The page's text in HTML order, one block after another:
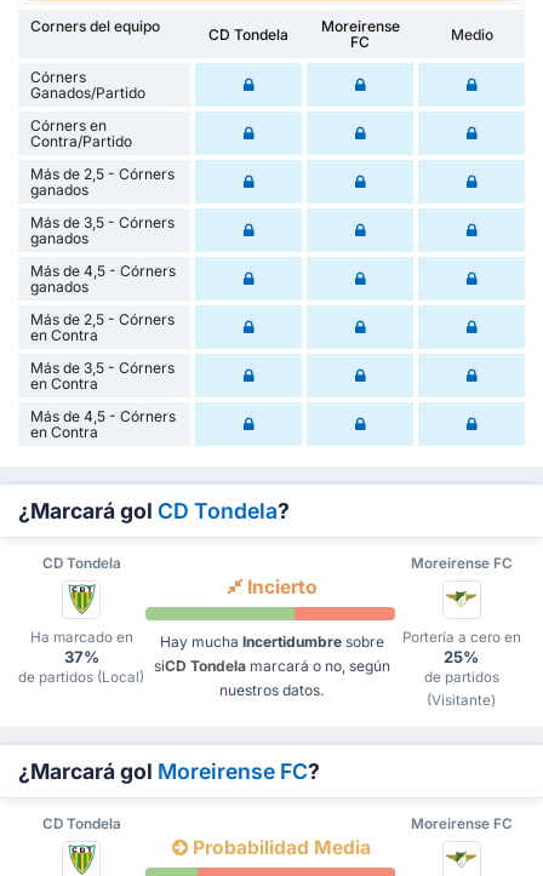
Corners del equipo CD Tondela
Moreirense
FC
Medio
Córners
Ganados/Partido
Córners en
Contra/Partido
Más de 2,5 - Córners
ganados
Más de 3,5 - Córners
ganados
Más de 4,5 - Córners
ganados
Más de 2,5 - Córners
en Contra
Más de 3,5 - Córners
en Contra
Más de 4,5 - Córners
en Contra
¿Marcará gol CD Tondela?
CD Tondela Moreirense FC
Ha marcado en
37%
de partidos (Local)
Incierto
Hay mucha Incertidumbresobre
siCD Tondelamarcará o no, según
nuestros datos.
Portería a cero en
25%
de partidos
(Visitante)
¿Marcará gol Moreirense FC?
CD Tondela Moreirense FC
Probabilidad Media